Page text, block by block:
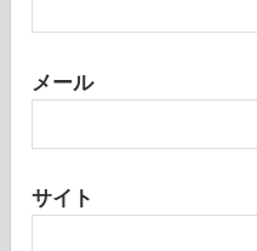
メール
サイト